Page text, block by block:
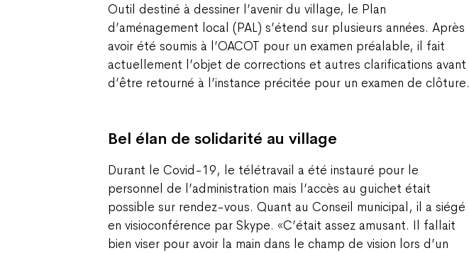
Outil destiné à dessiner l’avenir du village, le Plan
d’aménagement local (PAL) s’étend sur plusieurs années. Après
avoir été soumis à l’OACOT pour un examen préalable, il fait
actuellement l’objet de corrections et autres clarifications avant
d’être retourné à l’instance précitée pour un examen de clôture.
Bel élan de solidarité au village
Durant le Covid-19, le télétravail a été instauré pour le
personnel de l’administration mais l’accès au guichet était
possible sur rendez-vous. Quant au Conseil municipal, il a siégé
en visioconférence par Skype. «C’était assez amusant. Il fallait
bien viser pour avoir la main dans le champ de vision lors d’un